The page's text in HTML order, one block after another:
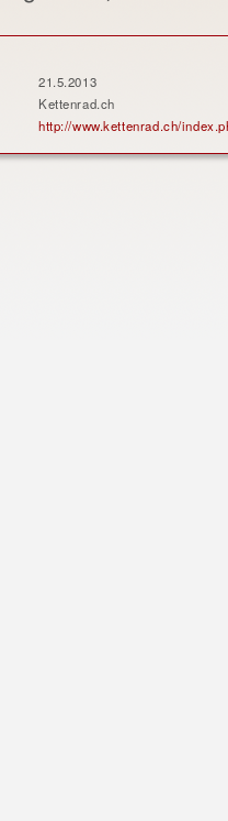
21.5.2013
Kettenrad.ch
http://www.kettenrad.ch/